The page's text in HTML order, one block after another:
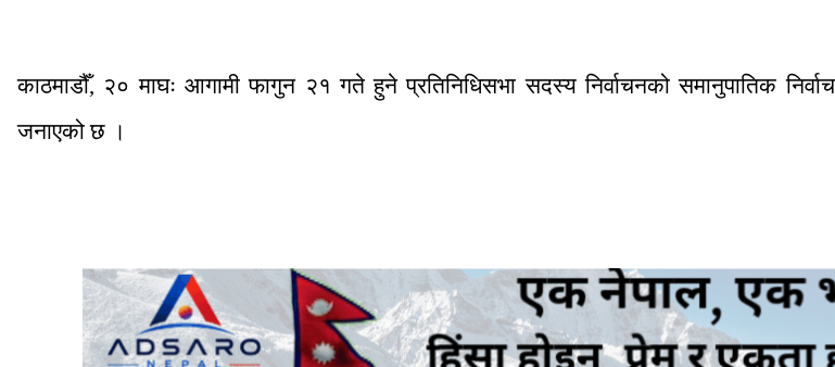
काठमाडौँ, २० माघः आगामी फागुन २१ गते हुने प्रतिनिधिसभा सदस्य निर्वाचनको समानुपातिक
जनाएको छ ।